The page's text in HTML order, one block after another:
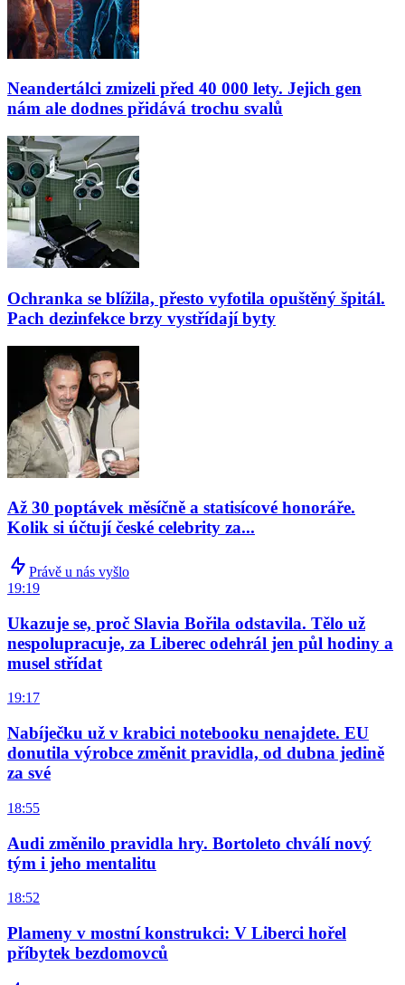
Neandertálci zmizeli před 40 000 lety. Jejich gen
nám ale dodnes přidává trochu svalů
Ochranka se blížila, přesto vyfotila opuštěný špitál.
Pach dezinfekce brzy vystřídají byty
Až 30 poptávek měsíčně a statisícové honoráře.
Kolik si účtují české celebrity za...
Právě u nás vyšlo
19:19
Ukazuje se, proč Slavia Bořila odstavila. Tělo už
nespolupracuje, za Liberec odehrál jen půl hodiny a
musel střídat
19:17
Nabíječku už v krabici notebooku nenajdete. EU
donutila výrobce změnit pravidla, od dubna jedině
za své
18:55
Audi změnilo pravidla hry. Bortoleto chválí nový
tým i jeho mentalitu
18:52
Plameny v mostní konstrukci: V Liberci hořel
příbytek bezdomovců